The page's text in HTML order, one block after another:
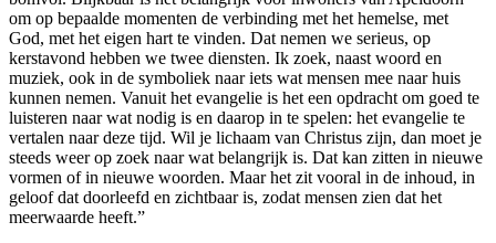
om op bepaalde momenten de verbinding met het hemelse, met
God, met het eigen hart te vinden. Dat nemen we serieus, op
kerstavond hebben we twee diensten. Ik zoek, naast woord en
muziek, ook in de symboliek naar iets wat mensen mee naar huis
kunnen nemen. Vanuit het evangelie is het een opdracht om goed te
luisteren naar wat nodig is en daarop in te spelen: het evangelie te
vertalen naar deze tijd. Wil je lichaam van Christus zijn, dan moet je
steeds weer op zoek naar wat belangrijk is. Dat kan zitten in nieuwe
vormen of in nieuwe woorden. Maar het zit vooral in de inhoud, in
geloof dat doorleefd en zichtbaar is, zodat mensen zien dat het
meerwaarde heeft.”